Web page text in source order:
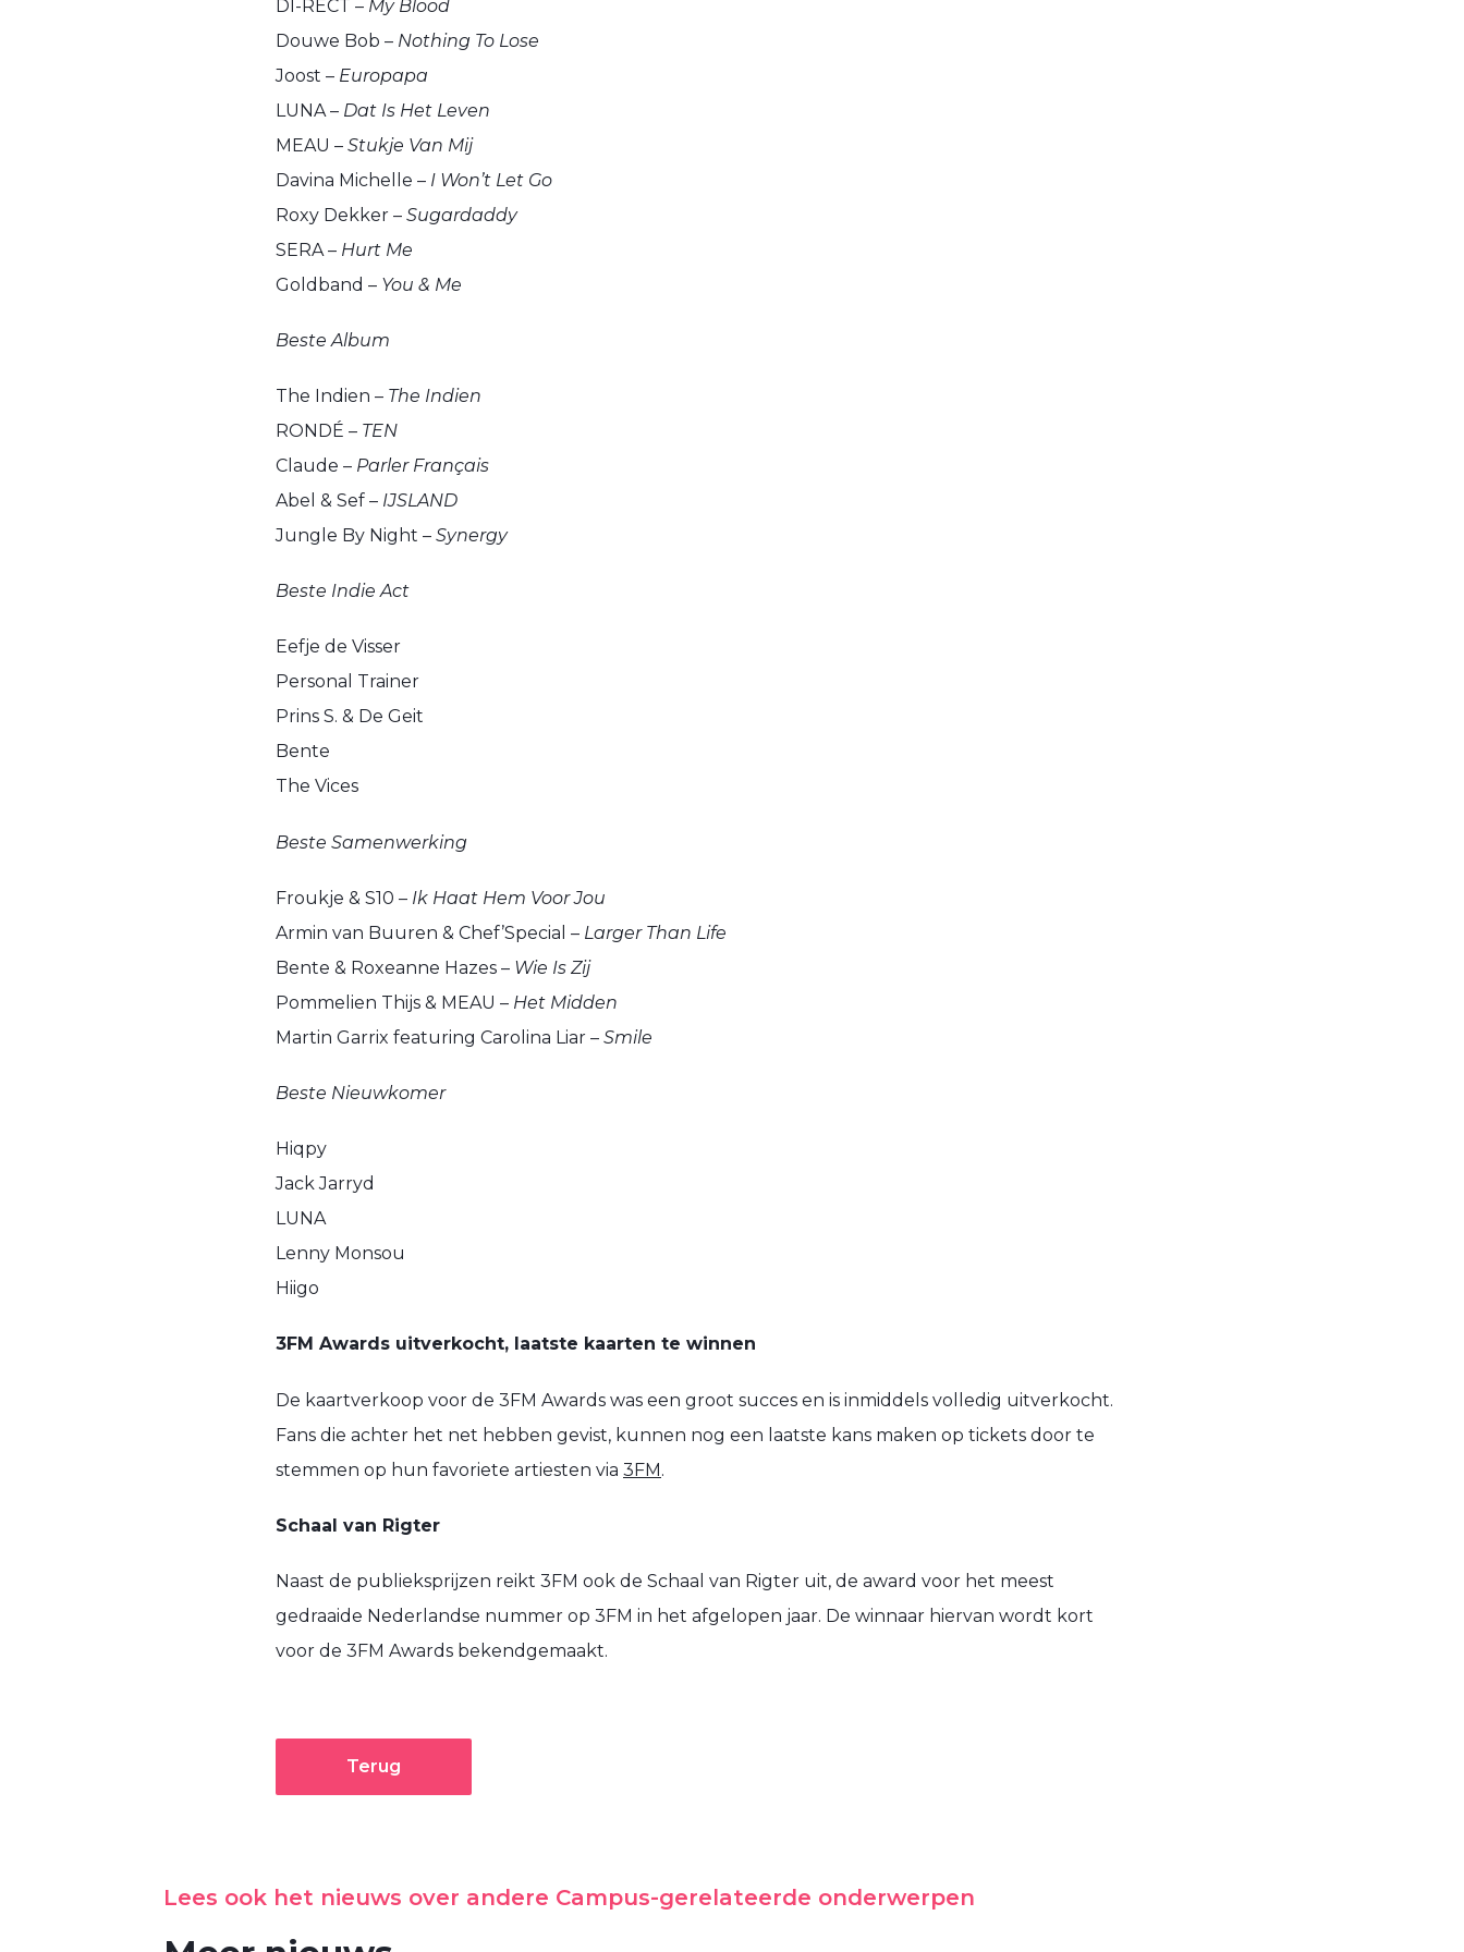
DI-RECT – My Blood
Douwe Bob – Nothing To Lose
Joost – Europapa
LUNA – Dat Is Het Leven
MEAU – Stukje Van Mij
Davina Michelle – I Won’t Let Go
Roxy Dekker – Sugardaddy
SERA – Hurt Me
Goldband – You & Me
Beste Album
The Indien – The Indien
RONDÉ – TEN
Claude – Parler Français
Abel & Sef – IJSLAND
Jungle By Night – Synergy
Beste Indie Act
Eefje de Visser
Personal Trainer
Prins S. & De Geit
Bente
The Vices
Beste Samenwerking
Froukje & S10 – Ik Haat Hem Voor Jou
Armin van Buuren & Chef’Special – Larger Than Life
Bente & Roxeanne Hazes – Wie Is Zij
Pommelien Thijs & MEAU – Het Midden
Martin Garrix featuring Carolina Liar – Smile
Beste Nieuwkomer
Hiqpy
Jack Jarryd
LUNA
Lenny Monsou
Hiigo
3FM Awards uitverkocht, laatste kaarten te winnen
De kaartverkoop voor de 3FM Awards was een groot succes en is inmiddels volledig uitverkocht.
Fans die achter het net hebben gevist, kunnen nog een laatste kans maken op tickets door te
stemmen op hun favoriete artiesten via 3FM.
Schaal van Rigter
Naast de publieksprijzen reikt 3FM ook de Schaal van Rigter uit, de award voor het meest
gedraaide Nederlandse nummer op 3FM in het afgelopen jaar. De winnaar hiervan wordt kort
voor de 3FM Awards bekendgemaakt.
Terug
Lees ook het nieuws over andere Campus-gerelateerde onderwerpen